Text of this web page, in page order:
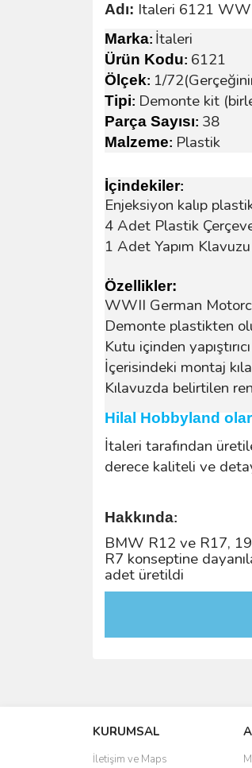
Adı: Italeri 6121
Marka: İtaleri
Ürün Kodu: 6121
Ölçek: 1/
Tipi: Demonte kit
Parça Sayısı: 38
Malzeme: Plastik
İçindekiler:
Enjeksiyon kalıp
4 Adet Plastik
1 Adet Yapım Klavuzu
Özellikler:
WWII German
Demonte plastikten
Kutu içinden
İçerisindeki montaj
Kılavuzda belirtilen
Hilal Hobbyland
İtaleri tarafından
derece kaliteli ve
Hakkında:
BMW R12 ve R17,
R7 konseptine
adet üretildi
KURUMSAL
İletişim ve Maps